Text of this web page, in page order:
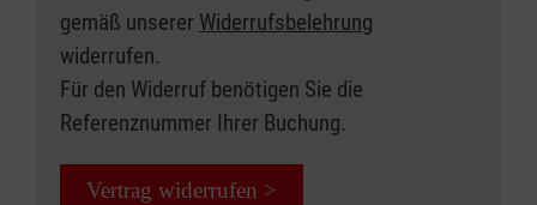
gemäß unserer Widerrufsbelehrung
widerrufen.
Für den Widerruf benötigen Sie die
Referenznummer Ihrer Buchung.
Vertrag widerrufen >